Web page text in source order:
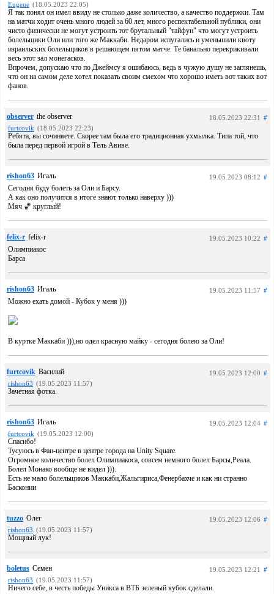
Eugene (18.05.2023 22:05)
Я так понял он имел ввиду не столько даже количество, а качество поддержки. Там
на матчи ходит очень много людей за 60 лет, много респектабельной публики, они
чисто физически не могут устроить тот брутальный "тайфун" что могут устроить
болельщики Оли или того же Маккаби. Недаром испугались и уменьшили квоту
израильских болельщиков в решающем пятом матче. Те банально перекрикивали
весь этот зал монегасков.
Впрочем, допускаю что по Джеймсу я ошибаюсь, ведь в чужую душу не заглянешь,
что он на самом деле хотел показать своим смехом что хорошо иметь вот таких вот
фанов.
observer the observer 18.05.2023 22:31
#
furtcovik (18.05.2023 22:23)
Ребята, вы сочиняете. Скорее там была его традиционная ухмылка. Типа той, что
была перед первой игрой в Тель Авиве.
rishon63 Игаль 19.05.2023 08:12 #
Сегодня буду болеть за Оли и Барсу.
А как оно получится в итоге знают только наверху )))
Мяч 🏀 круглый!
felix-r felix-r 19.05.2023 10:22 #
Олимпиакос
Барса
rishon63 Игаль 19.05.2023 11:57 #
Можно ехать домой - Кубок у меня )))
В куртке Маккаби ))),но одел красную майку - сегодня болею за Оли!
furtcovik Василий 19.05.2023 12:00 #
rishon63 (19.05.2023 11:57)
Зачетная фотка.
rishon63 Игаль 19.05.2023 12:04 #
furtcovik (19.05.2023 12:00)
Спасибо!
Тусуюсь в Фан-центре в центре города на Unity Square.
Огромное количество болел Олимпиакоса, совсем немного болел Барсы,Реала.
Болел Монако вообще не видел ))).
Есть не мало болельщиков Маккаби,Жальгириса,Фенербахче и как ни странно
Басконии
tuzzo Олег 19.05.2023 12:06 #
rishon63 (19.05.2023 11:57)
Мощный лук!
boletus Семен 19.05.2023 12:21
#
rishon63 (19.05.2023 11:57)
Ничего себе, в честь победы Уникса в ВТБ зеленый кубок сделали.